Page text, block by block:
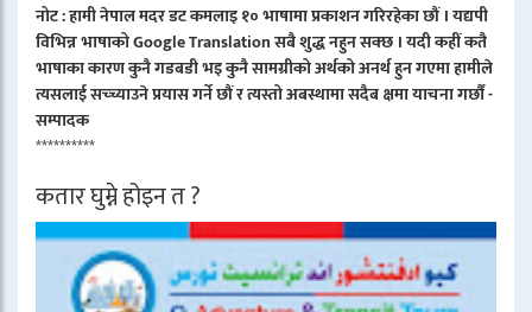
नोट : हामी नेपाल मदर डट कमलाइ १० भाषामा प्रकाशन गरिरहेका छौं । यद्यपी
विभिन्न भाषाको Google Translation सबै शुद्ध नहुन सक्छ । यदी कहीं कतै
भाषाका कारण कुनै गडबडी भइ कुनै सामग्रीको अर्थको अनर्थ हुन गएमा हामीले
त्यसलाई सच्च्याउने प्रयास गर्ने छौं र त्यस्तो अबस्थामा सदैब क्षमा याचना गर्छौं -
सम्पादक
**********
कतार घुम्ने होइन त ?